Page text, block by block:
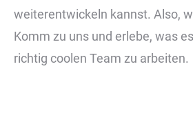
weiterentwickeln kannst. Also,
Komm zu uns und erlebe, was
richtig coolen Team zu arbeiten.